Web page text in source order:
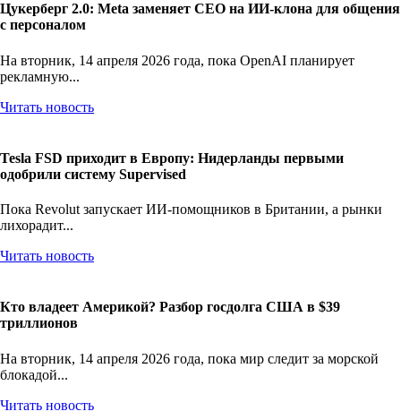
Цукерберг 2.0: Meta заменяет CEO на ИИ-клона для общения
с персоналом
На вторник, 14 апреля 2026 года, пока OpenAI планирует
рекламную...
Читать новость
Tesla FSD приходит в Европу: Нидерланды первыми
одобрили систему Supervised
Пока Revolut запускает ИИ-помощников в Британии, а рынки
лихорадит...
Читать новость
Кто владеет Америкой? Разбор госдолга США в $39
триллионов
На вторник, 14 апреля 2026 года, пока мир следит за морской
блокадой...
Читать новость